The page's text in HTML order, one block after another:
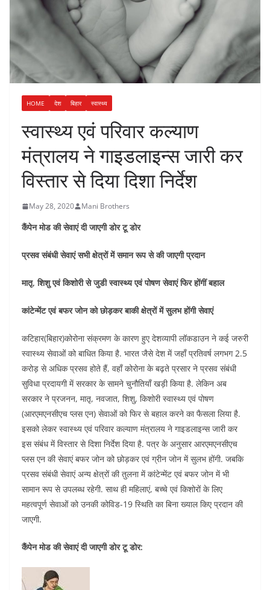
HOME देश बिहार स्वास्थ्य
स्वास्थ्य एवं परिवार कल्याण
मंत्रालय ने गाइडलाइन्स जारी कर
विस्तार से दिया दिशा निर्देश
May 28, 2020 Mani Brothers
कैंपेन मोड की सेवाएं दी जाएगी डोर टू डोर
प्रसव संबंधी सेवाएं सभी क्षेत्रों में समान रूप से की जाएगी प्रदान
मातृ, शिशु एवं किशोरी से जुडी स्वास्थ्य एवं पोषण सेवाएं फिर होंगीं बहाल
कांटेन्मेंट एवं बफर जोन को छोड़कर बाकी क्षेत्रों में सुलभ होंगी सेवाएं
कटिहार(बिहार)कोरोना संक्रमण के कारण हुए देशव्यापी लॉकडाउन ने कई जरुरी
स्वास्थ्य सेवाओं को बाधित किया है. भारत जैसे देश में जहाँ प्रतिवर्ष लगभग 2.5
करोड़ से अधिक प्रसव होते हैं, वहाँ कोरोना के बढ़ते प्रसार ने प्रसव संबंधी
सुविधा प्रदायगी में सरकार के सामने चुनौतियाँ खड़ी किया है. लेकिन अब
सरकार ने प्रजनन, मातृ, नवजात, शिशु, किशोरी स्वास्थ्य एवं पोषण
(आरएमएनसीएच प्लस एन) सेवाओं को फिर से बहाल करने का फैसला लिया है.
इसको लेकर स्वास्थ्य एवं परिवार कल्याण मंत्रालय ने गाइडलाइन्स जारी कर
इस संबंध में विस्तार से दिशा निर्देश दिया है. पत्र के अनुसार आरएमएनसीएच
प्लस एन की सेवाएं बफर जोन को छोड़कर एवं ग्रीन जोन में सुलभ होंगी. जबकि
प्रसव संबंधी सेवाएं अन्य क्षेत्रों की तुलना में कांटेन्मेंट एवं बफर जोन में भी
सामान रूप से उपलब्ध रहेगी. साथ ही महिलाएं, बच्चे एवं किशोरों के लिए
महत्वपूर्ण सेवाओं को उनकी कोविड-19 स्थिति का बिना ख्याल किए प्रदान की
जाएगी.
कैंपेन मोड की सेवाएं दी जाएगी डोर टू डोर: